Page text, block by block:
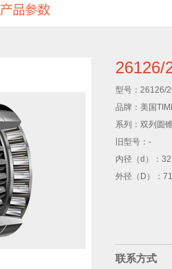
26126/
型号： 26126/
品牌： 美国
系列： 双列圆
旧型号： -
内径（d）：
外径（D）：
联系方式